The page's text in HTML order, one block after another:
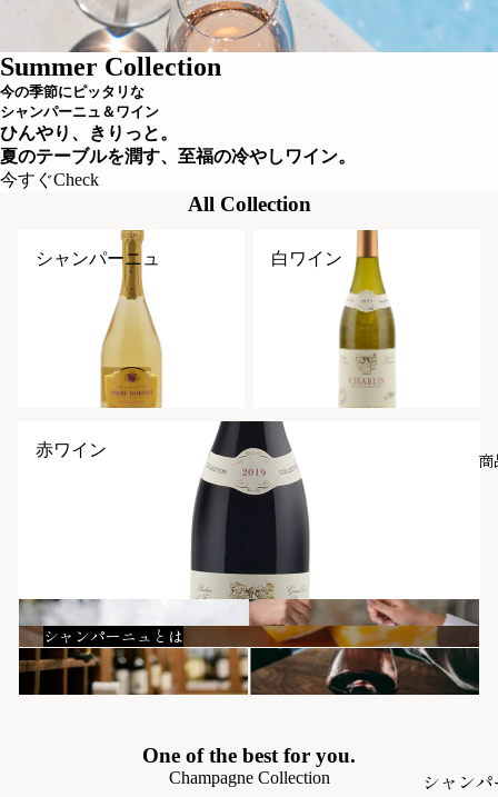
商
シャン
Summer Collection
今の季節にピッタリな
シャンパーニュ＆ワイン
ひんやり、きりっと。
夏のテーブルを潤す、至福の冷やしワイン。
今すぐCheck
All Collection
シャンパーニュ
シャンパーニュ
白ワイン
赤ワイン
シャンパーニュとは
One of the best for you.
Champagne Collection